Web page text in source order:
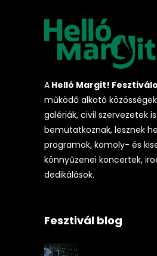
A Helló Margit!
működő alkotó
galériák, civil szervezetek is
bemutatkoznak, lesznek
programok, komoly- és
könnyűzenei koncertek,
dedikálások.
Fesztivál blog